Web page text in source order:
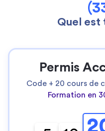
Quel est
Permis
Code + 20 cours de
Formation en